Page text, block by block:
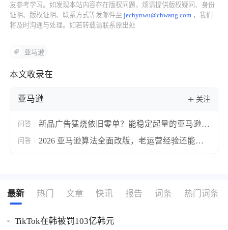
友参考学习。如发现本站内容存在版权问题，烦请提供版权疑问、身份
证明、版权证明、联系方式等发邮件至jechynwu@chwang.com ，我们
将及时沟通与处理。如若转载请联系原出处
亚马逊
本文收录在
亚马逊 关注
问答
新品广告猛烧依旧零单？能稳定起量的亚马逊推
广核心三步拆解思路
问答
2026 亚马逊算法全面改版，老运营经验还能用
最新 热门 文章 快讯 报告 词条 热门词条
TikTok在韩被罚103亿韩元